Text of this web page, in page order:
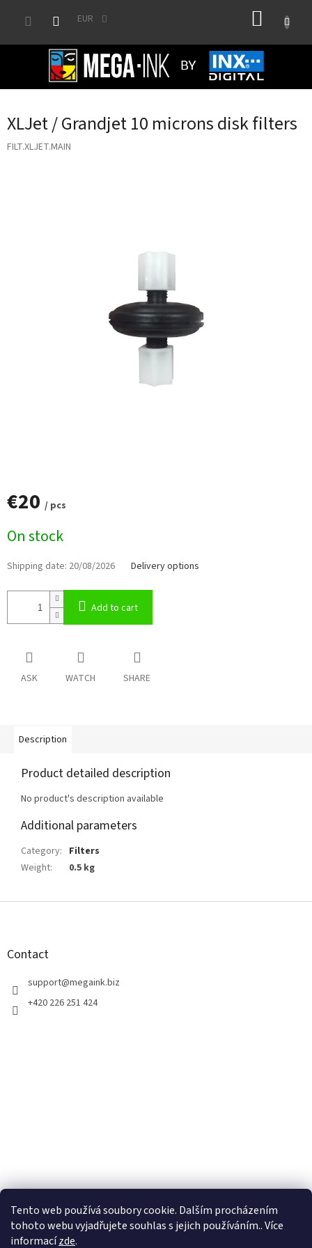
Tento web používá soubory cookie. Dalším procházením
tohoto webu vyjadřujete souhlas s jejich používáním.. Více
informacízde.
EUR
XLJet / Grandjet 10 microns disk filters
FILT.XLJET.MAIN
€20 / pcs
price:
On stock
Shipping date: 20/08/2026 Delivery options
Add to cart
ASK WATCH SHARE
Description
Product detailed description
No product's description available
Additional parameters
Category: Filters
Weight: 0.5 kg
F
Contact
support@megaink.biz
+420 226 251 424